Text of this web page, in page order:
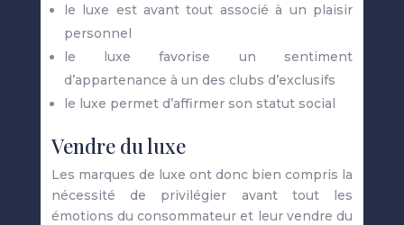
le luxe est avant tout associé à un plaisir
personnel
le luxe favorise un sentiment
d’appartenance à un des clubs d’exclusifs
le luxe permet d’affirmer son statut social
Vendre du luxe
Les marques de luxe ont donc bien compris la
nécessité de privilégier avant tout les
émotions du consommateur et leur vendre du